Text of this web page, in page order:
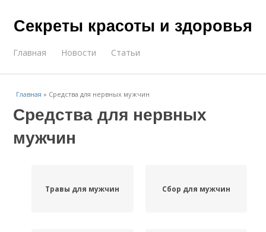
Секреты красоты и здоровья
Главная Новости Статьи
Главная » Средства для нервных мужчин
Средства для нервных
мужчин
Травы для мужчин Сбор для мужчин